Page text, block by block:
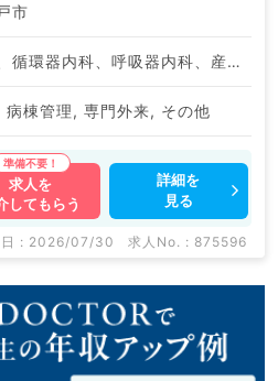
市
一般内科、循環器内科、呼吸器内科、産業医
病棟管理, 専門外来, その他
求人を
してもらう
詳細を
見る
日 : 2026/07/30 求人No. : 875596